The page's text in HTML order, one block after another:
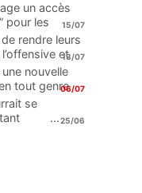
un accès
pour les
...
15/07
rendre leurs
et
...
13/07
nouvelle
tout genre06/07
se
...25/06